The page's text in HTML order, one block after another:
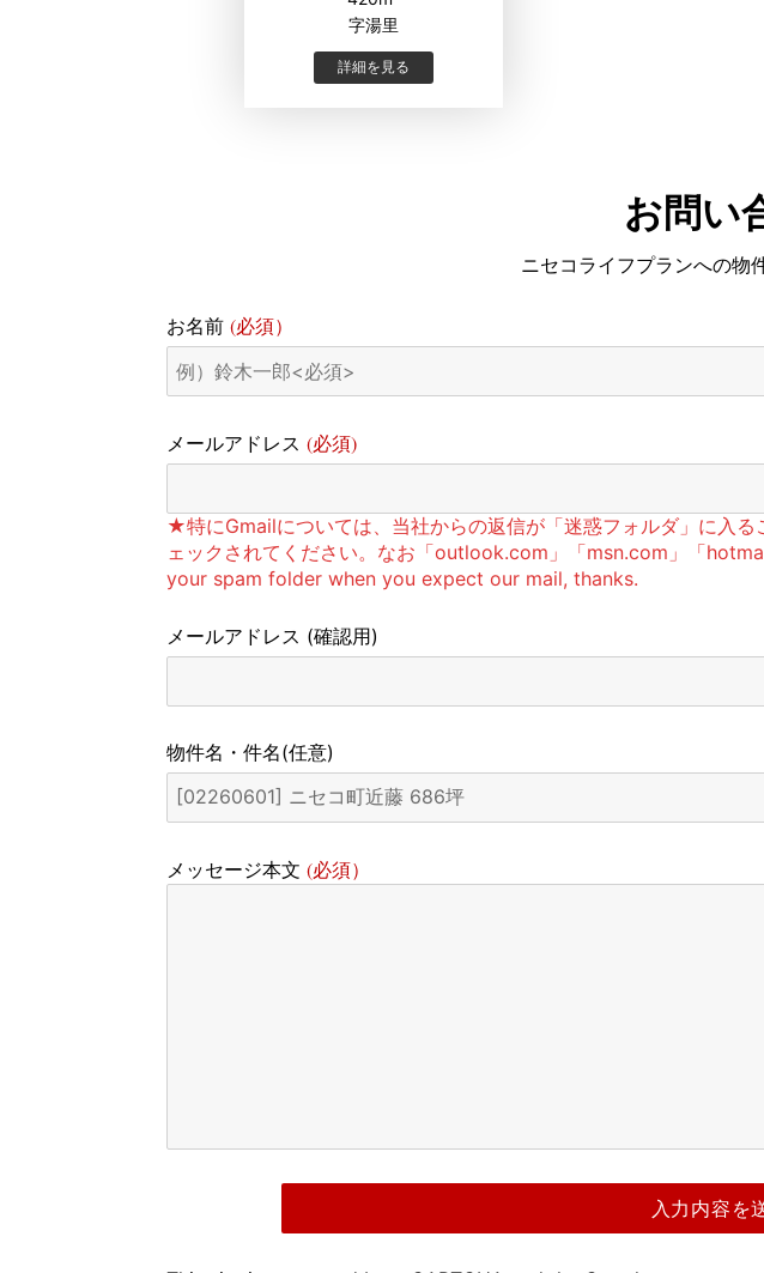
字湯里
詳細を見る
お問い
ニセコライフプランへの物
お名前 (必須）
メールアドレス (必須)
★特にGmailについては、当社からの返信が「迷惑フォルダ」に入
ェックされてください。なお「outlook.com」「msn.com」「
your spam folder when you expect our mail, thanks.
メールアドレス (確認用)
物件名・件名(任意)
メッセージ本文 (必須）